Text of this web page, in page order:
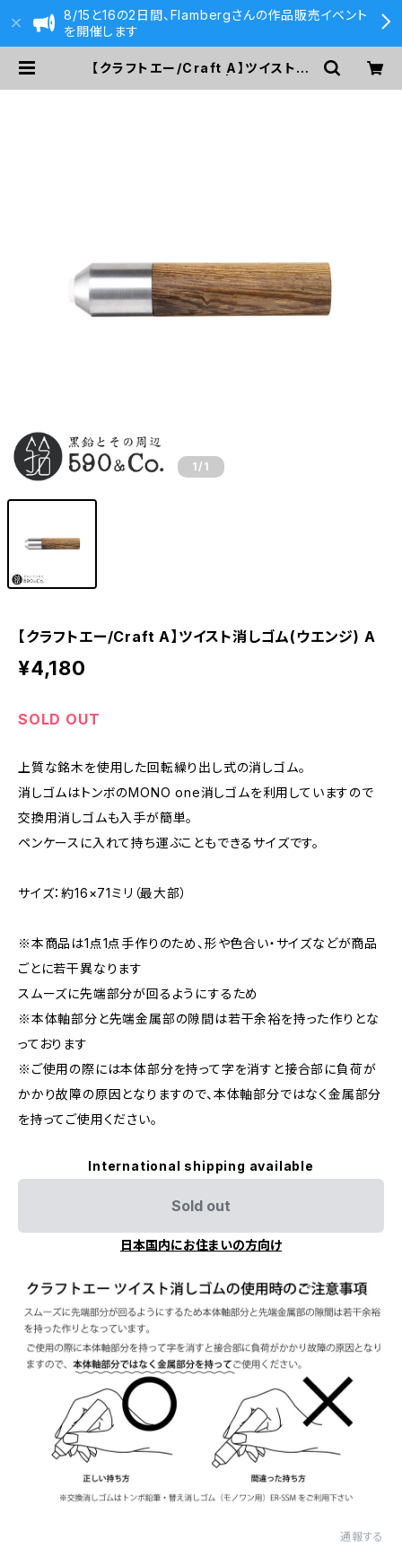
8/15と16の2日間、Flambergさんの作品販売イベント
を開催します
【クラフトエー/Craft A】ツイスト消
1 /1
【クラフトエー/Craft A】ツイスト消しゴム(ウエンジ) A
¥4,180
SOLD OUT
上質な銘木を使用した回転繰り出し式の消しゴム。
消しゴムはトンボのMONO one消しゴムを利用していますので
交換用消しゴムも入手が簡単。
ペンケースに入れて持ち運ぶこともできるサイズです。
サイズ：約16×71ミリ（最大部）
※本商品は1点1点手作りのため、形や色合い・サイズなどが商品
ごとに若干異なります
スムーズに先端部分が回るようにするため
※本体軸部分と先端金属部の隙間は若干余裕を持った作りとな
っております
※ご使用の際には本体部分を持って字を消すと接合部に負荷が
かかり故障の原因となりますので、本体軸部分ではなく金属部分
を持ってご使用ください。
International shipping available
Sold out
日本国内にお住まいの方向け
通報する